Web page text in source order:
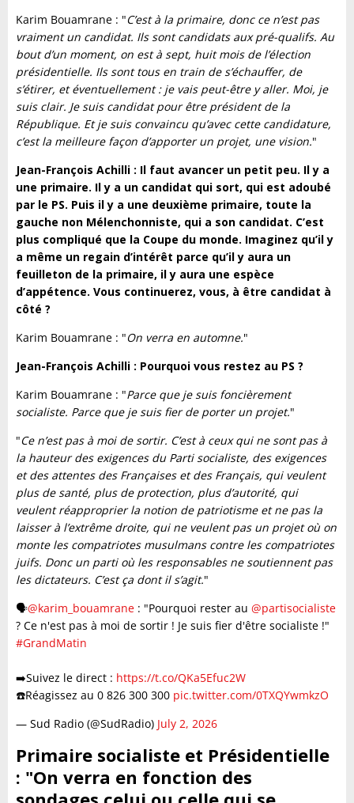
Karim Bouamrane : "C’est à la primaire, donc ce n’est pas
vraiment un candidat. Ils sont candidats aux pré-qualifs. Au
bout d’un moment, on est à sept, huit mois de l’élection
présidentielle. Ils sont tous en train de s’échauffer, de
s’étirer, et éventuellement : je vais peut-être y aller. Moi, je
suis clair. Je suis candidat pour être président de la
République. Et je suis convaincu qu’avec cette candidature,
c’est la meilleure façon d’apporter un projet, une vision."
Jean-François Achilli : Il faut avancer un petit peu. Il y a
une primaire. Il y a un candidat qui sort, qui est adoubé
par le PS. Puis il y a une deuxième primaire, toute la
gauche non Mélenchonniste, qui a son candidat. C’est
plus compliqué que la Coupe du monde. Imaginez qu’il y
a même un regain d’intérêt parce qu’il y aura un
feuilleton de la primaire, il y aura une espèce
d’appétence. Vous continuerez, vous, à être candidat à
côté ?
Karim Bouamrane : "On verra en automne."
Jean-François Achilli : Pourquoi vous restez au PS ?
Karim Bouamrane : "Parce que je suis foncièrement
socialiste. Parce que je suis fier de porter un projet."
"Ce n’est pas à moi de sortir. C’est à ceux qui ne sont pas à
la hauteur des exigences du Parti socialiste, des exigences
et des attentes des Françaises et des Français, qui veulent
plus de santé, plus de protection, plus d’autorité, qui
veulent réapproprier la notion de patriotisme et ne pas la
laisser à l’extrême droite, qui ne veulent pas un projet où on
monte les compatriotes musulmans contre les compatriotes
juifs. Donc un parti où les responsables ne soutiennent pas
les dictateurs. C’est ça dont il s’agit."
🗣️@karim_bouamrane : "Pourquoi rester au @partisocialiste
? Ce n'est pas à moi de sortir ! Je suis fier d'être socialiste !"
#GrandMatin
➡️Suivez le direct : https://t.co/QKa5Efuc2W
☎️Réagissez au 0 826 300 300 pic.twitter.com/0TXQYwmkzO
— Sud Radio (@SudRadio) July 2, 2026
Primaire socialiste et Présidentielle
: "On verra en fonction des